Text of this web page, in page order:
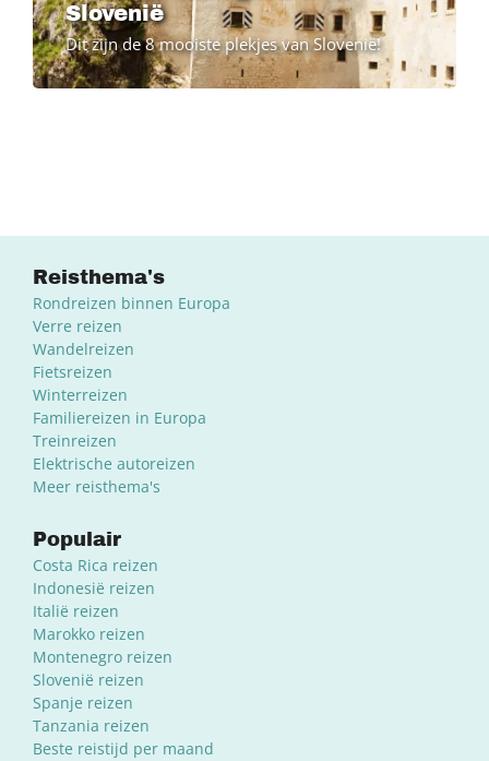
Slovenië
Dit zijn de 8 mooiste plekjes van Slovenië!
Reisthema's
Rondreizen binnen Europa
Verre reizen
Wandelreizen
Fietsreizen
Winterreizen
Familiereizen in Europa
Treinreizen
Elektrische autoreizen
Meer reisthema's
Populair
Costa Rica reizen
Indonesië reizen
Italië reizen
Marokko reizen
Montenegro reizen
Slovenië reizen
Spanje reizen
Tanzania reizen
Beste reistijd per maand